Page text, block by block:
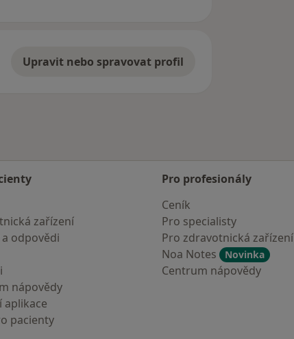
Upravit nebo spravovat profil
zařízení
odpovědi
nápovědy
aplikace
pacienty
Pro profesionály
Ceník
Pro specialisty
Pro zdravotnická zařízení
Noa Notes
Novinka
Centrum nápovědy